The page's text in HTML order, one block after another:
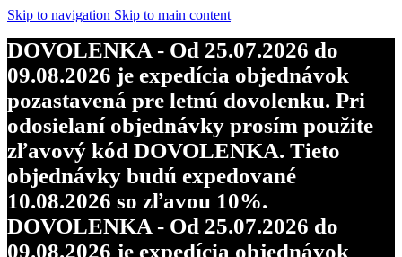
Skip to navigation Skip to main content
10.08.2026 so zľavou 10%.
DOVOLENKA - Od 25.07.2026 do
09.08.2026 je expedícia objednávok
pozastavená pre letnú dovolenku. Pri
odosielaní objednávky prosím použite
zľavový kód DOVOLENKA. Tieto
objednávky budú expedované
10.08.2026 so zľavou 10%.
DOVOLENKA - Od 25.07.2026 do
DOVOLENKA - Od 25.07.2026 do
09.08.2026 je expedícia objednávok
pozastavená pre letnú dovolenku. Pri
odosielaní objednávky prosím použite
zľavový kód DOVOLENKA. Tieto
objednávky budú expedované
10.08.2026 so zľavou 10%.
DOVOLENKA - Od 25.07.2026 do
09.08.2026 je expedícia objednávok